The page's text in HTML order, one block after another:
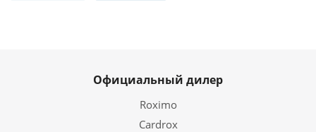
Официальный дилер
Roximo
Cardrox